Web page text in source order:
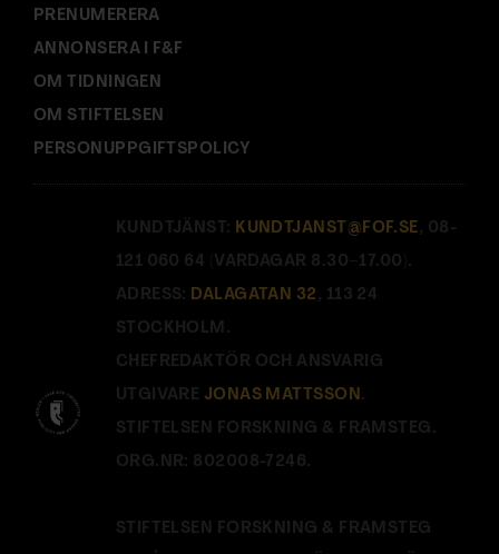
PRENUMERERA
ANNONSERA I F&F
OM TIDNINGEN
OM STIFTELSEN
PERSONUPPGIFTSPOLICY
KUNDTJÄNST: KUNDTJANST@FOF.SE , 08-
121 060 64 (VARDAGAR 8.30–17.00).
ADRESS: DALAGATAN 32 , 113 24
STOCKHOLM.
CHEFREDAKTÖR OCH ANSVARIG
UTGIVARE JONAS MATTSSON.
STIFTELSEN FORSKNING & FRAMSTEG.
ORG.NR: 802008-7246.
STIFTELSEN FORSKNING & FRAMSTEG